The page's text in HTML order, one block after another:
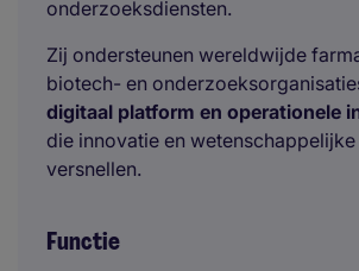
onderzoeksdiensten.
Zij ondersteunen wereldwijde
biotech- en
digitaal platform en operationele
die innovatie en
versnellen.
Functie